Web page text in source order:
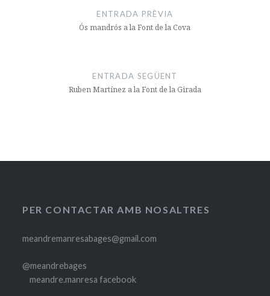
ENTRADA PRÈVIA
Ós mandrós a la Font de la Cova
ENTRADA SEGÜENT
Ruben Martínez a la Font de la Girada
PER CONTACTAR AMB NOSALTRES
meandremanresabages@gmail.com
@meandrebages
meandre.manresa facebook